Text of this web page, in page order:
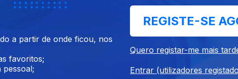
em Ensino na Escola de Artes da Universidade de Évora
a partir de onde ficou, nos
favoritos;
pessoal;
REGISTE-SE
Quero registar-me mais
Entrar (utilizadores